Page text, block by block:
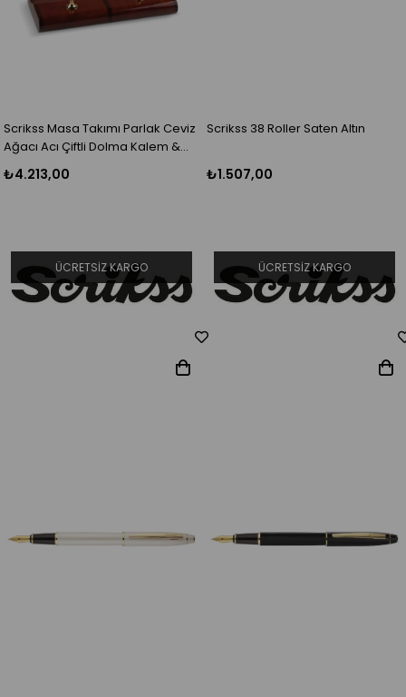
Scrikss Masa Takımı Parlak Ceviz
Ağacı Acı Çiftli Dolma Kalem &
Tükenmez Kalem Gold Krom
₺4.213,00
ÜCRETSIZ KARGO
Scrikss 38 Roller Saten Altın
₺1.507,00
ÜCRETSIZ KARGO